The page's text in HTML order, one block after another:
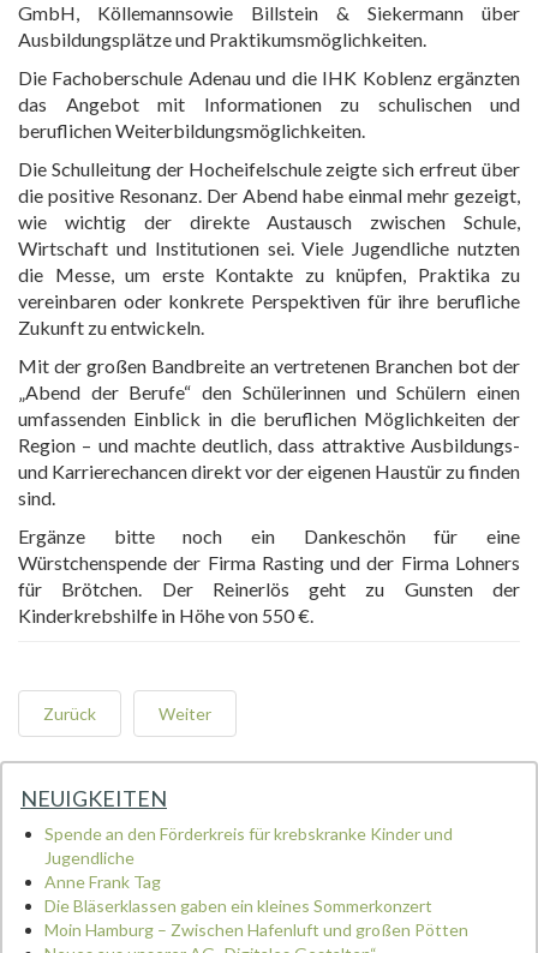
GmbH, Köllemannsowie Billstein & Siekermann über
Ausbildungsplätze und Praktikumsmöglichkeiten.
Die Fachoberschule Adenau und die IHK Koblenz ergänzten
das Angebot mit Informationen zu schulischen und
beruflichen Weiterbildungsmöglichkeiten.
Die Schulleitung der Hocheifelschule zeigte sich erfreut über
die positive Resonanz. Der Abend habe einmal mehr gezeigt,
wie wichtig der direkte Austausch zwischen Schule,
Wirtschaft und Institutionen sei. Viele Jugendliche nutzten
die Messe, um erste Kontakte zu knüpfen, Praktika zu
vereinbaren oder konkrete Perspektiven für ihre berufliche
Zukunft zu entwickeln.
Mit der großen Bandbreite an vertretenen Branchen bot der
„Abend der Berufe“ den Schülerinnen und Schülern einen
umfassenden Einblick in die beruflichen Möglichkeiten der
Region – und machte deutlich, dass attraktive Ausbildungs-
und Karrierechancen direkt vor der eigenen Haustür zu finden
sind.
Ergänze bitte noch ein Dankeschön für eine
Würstchenspende der Firma Rasting und der Firma Lohners
für Brötchen. Der Reinerlös geht zu Gunsten der
Kinderkrebshilfe in Höhe von 550 €.
Zurück Weiter
NEUIGKEITEN
Spende an den Förderkreis für krebskranke Kinder und
Jugendliche
Anne Frank Tag
Die Bläserklassen gaben ein kleines Sommerkonzert
Moin Hamburg – Zwischen Hafenluft und großen Pötten